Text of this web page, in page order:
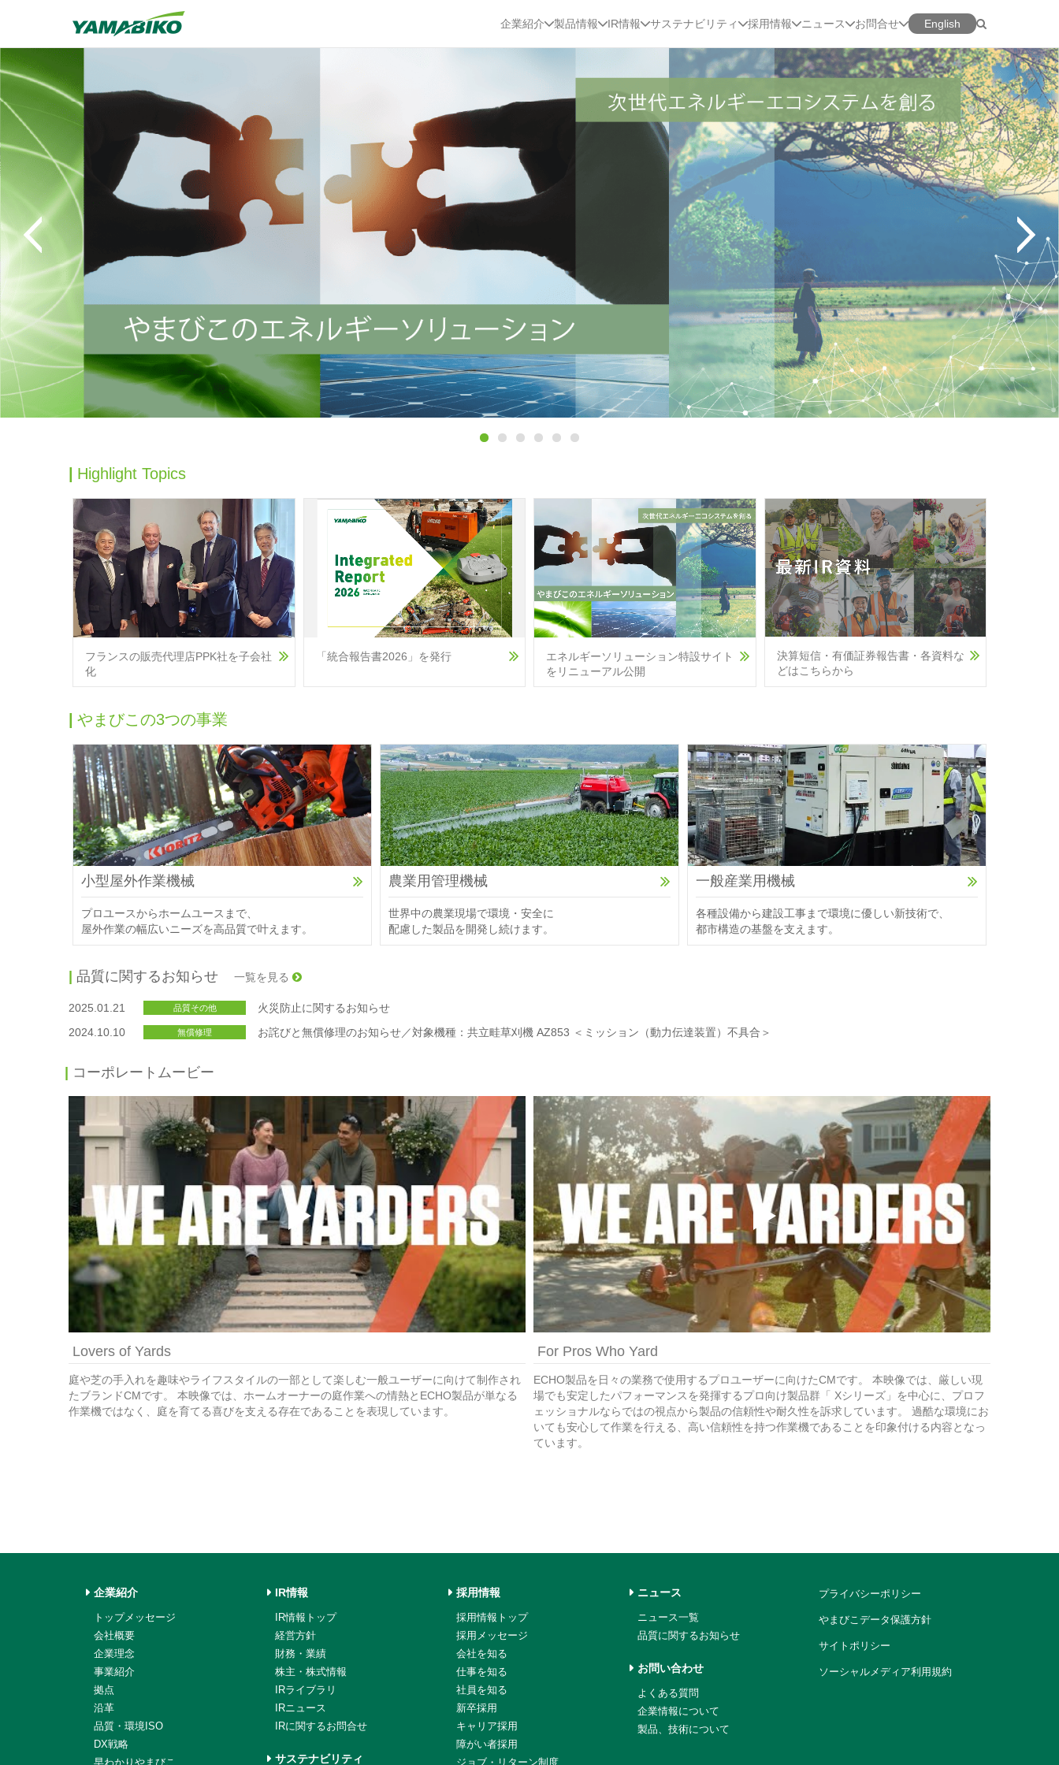
企業紹介 製品情報 IR情報 サステナビリティ 採用情報 ニュース お問合せ English
Highlight Topics
フランスの販売代理店PPK社を子会社
化
「統合報告書2026」を発行
エネルギーソリューション特設サイト
をリニューアル公開
決算短信・有価証券報告書・各資料な
どはこちらから
やまびこの3つの事業
小型屋外作業機械
プロユースからホームユースまで、
屋外作業の幅広いニーズを高品質で叶えます。
農業用管理機械
世界中の農業現場で環境・安全に
配慮した製品を開発し続けます。
一般産業用機械
各種設備から建設工事まで環境に優しい新技術で、
都市構造の基盤を支えます。
品質に関するお知らせ 一覧を見る
2025.01.21 品質その他
火災防止に関するお知らせ
2024.10.10
無償修理 お詫びと無償修理のお知らせ／対象機種：共立畦草刈機 AZ853 ＜ミッション（動力伝達装置）不具合＞
コーポレートムービー
Lovers of Yards
庭や芝の手入れを趣味やライフスタイルの一部として楽しむ一般ユーザーに向けて制作され
たブランドCMです。 本映像では、ホームオーナーの庭作業への情熱とECHO製品が単なる
作業機ではなく、庭を育てる喜びを支える存在であることを表現しています。
For Pros Who Yard
ECHO製品を日々の業務で使用するプロユーザーに向けたCMです。 本映像では、厳しい現
場でも安定したパフォーマンスを発揮するプロ向け製品群「 Xシリーズ」を中心に、プロフ
ェッショナルならではの視点から製品の信頼性や耐久性を訴求しています。 過酷な環境にお
いても安心して作業を行える、高い信頼性を持つ作業機であることを印象付ける内容となっ
ています。
企業紹介
トップメッセージ
会社概要
企業理念
事業紹介
拠点
沿革
品質・環境ISO
DX戦略
早わかりやまびこ
IR情報
IR情報トップ
経営方針
財務・業績
株主・株式情報
IRライブラリ
IRニュース
IRに関するお問合せ
サステナビリティ
採用情報
採用情報トップ
採用メッセージ
会社を知る
仕事を知る
社員を知る
新卒採用
キャリア採用
障がい者採用
ジョブ・リターン制度
ニュース
ニュース一覧
品質に関するお知らせ
お問い合わせ
よくある質問
企業情報について
製品、技術について
プライバシーポリシー
やまびこデータ保護方針
サイトポリシー
ソーシャルメディア利用規約